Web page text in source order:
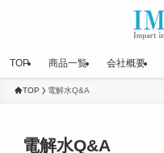
TOP 商品一覧 会社概要
TOP 電解水Q&A
電解水Q&A